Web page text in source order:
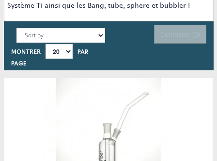
Système Ti ainsi que les Bang, tube, sphere et bubbler !
MONTRER
PAR
PAGE